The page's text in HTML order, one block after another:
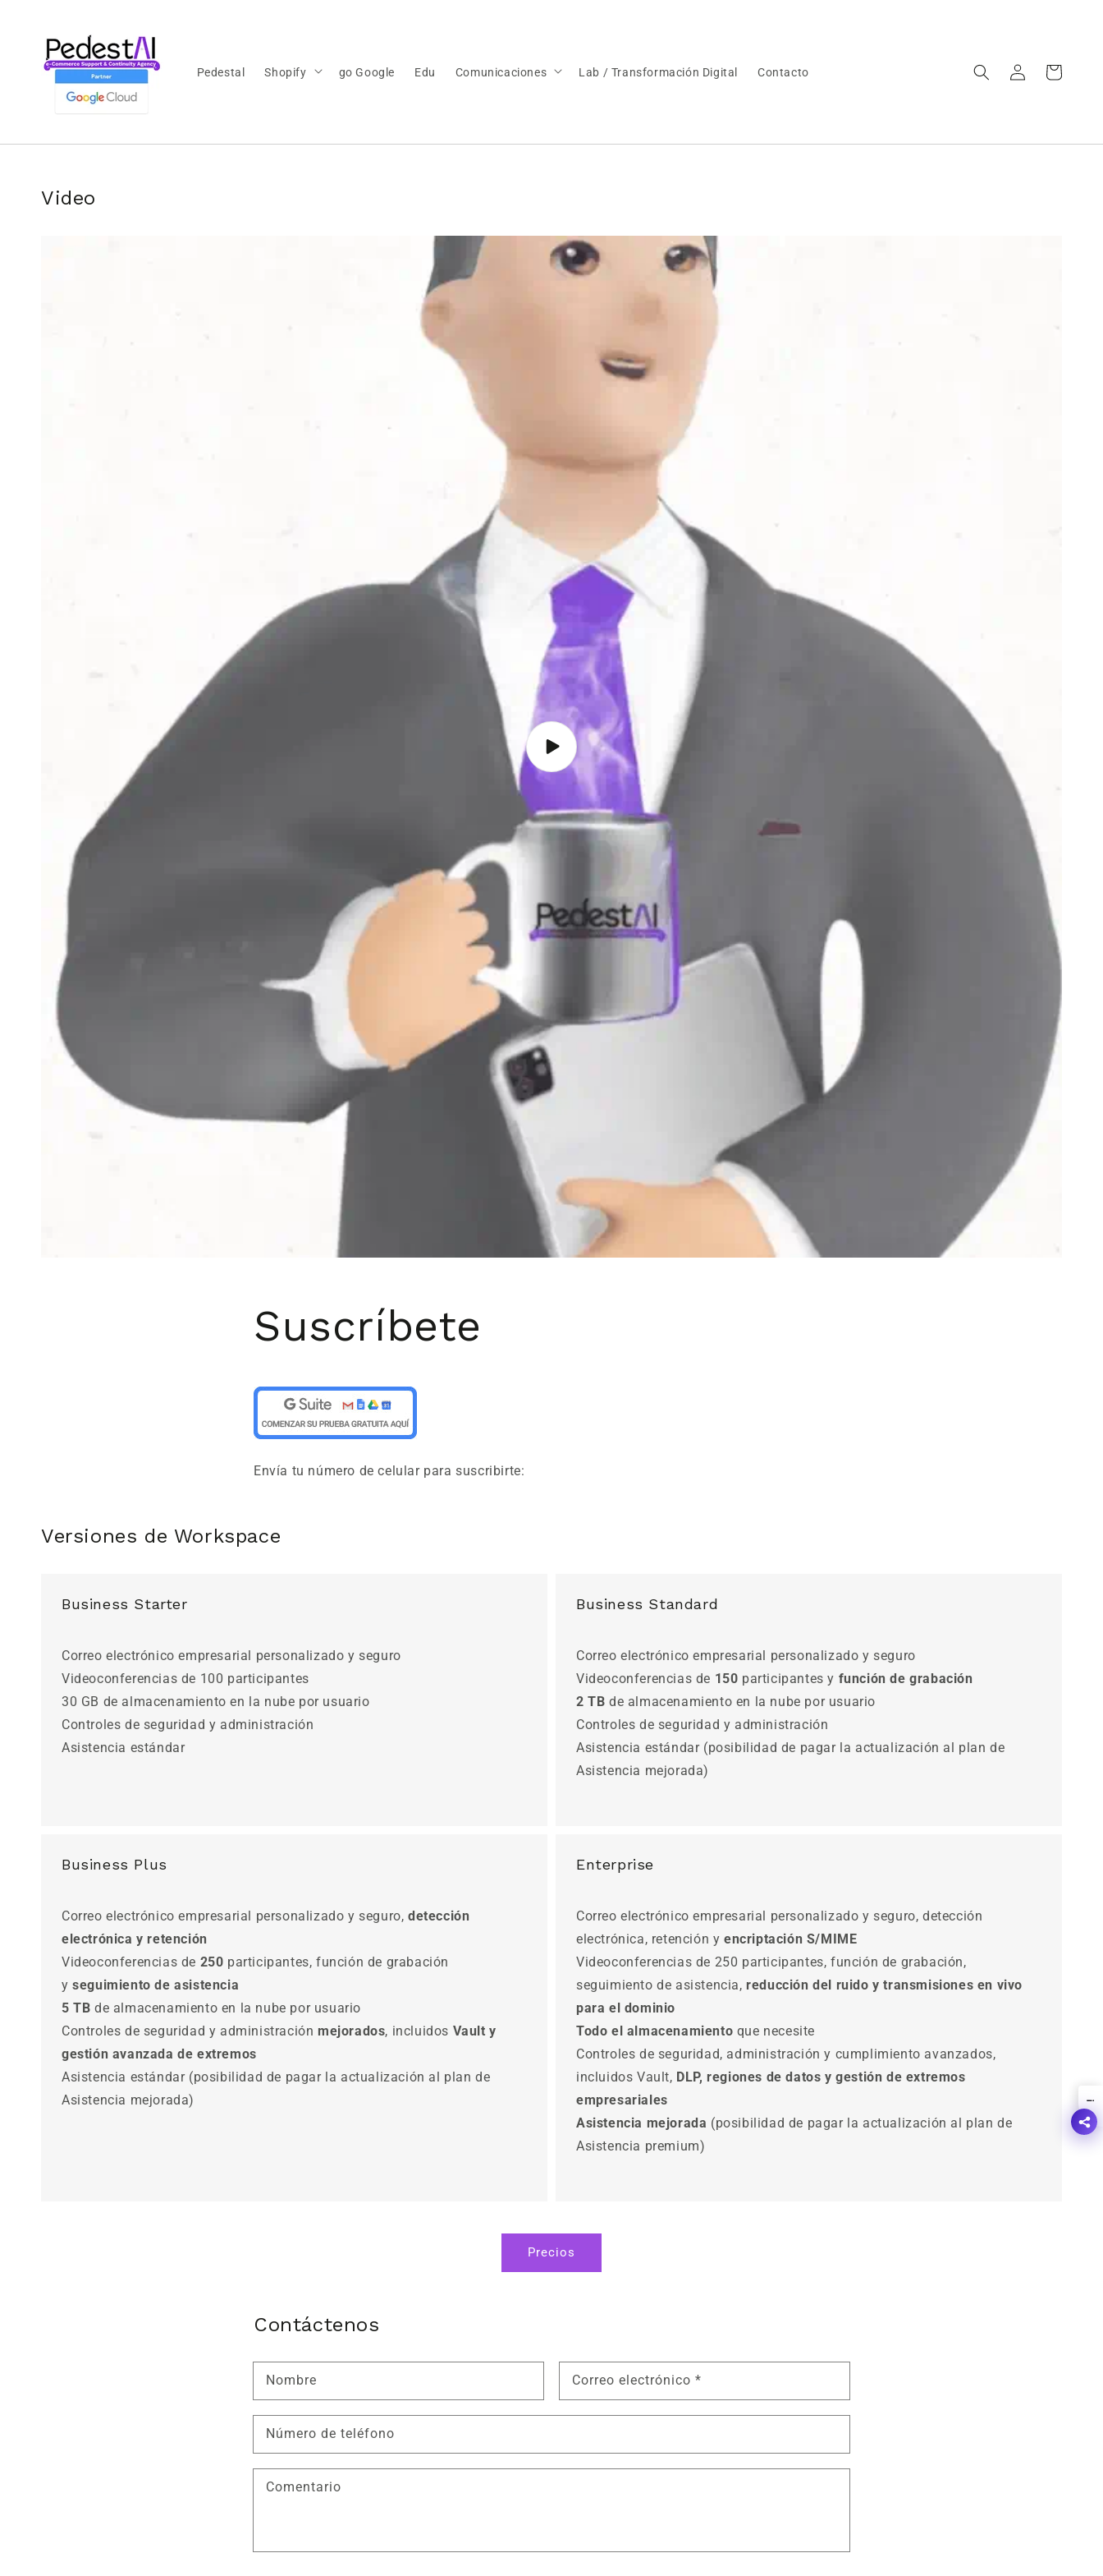
Pedestal Shopify go Google Edu Comunicaciones Lab / Transformación Digital Contacto
sesión
Carrito
Video
Suscríbete
Envía tu número de celular para suscribirte:
Versiones de Workspace
Business Starter
Correo electrónico empresarial personalizado y seguro
Videoconferencias de 100 participantes
30 GB de almacenamiento en la nube por usuario
Controles de seguridad y administración
Asistencia estándar
Business Standard
Correo electrónico empresarial personalizado y seguro
Videoconferencias de 150 participantes y función de grabación
2 TB de almacenamiento en la nube por usuario
Controles de seguridad y administración
Asistencia estándar (posibilidad de pagar la actualización al plan de
Asistencia mejorada)
Business Plus
Correo electrónico empresarial personalizado y seguro, detección
electrónica y retención
Videoconferencias de 250 participantes, función de grabación
yseguimiento de asistencia
5 TB de almacenamiento en la nube por usuario
Controles de seguridad y administración mejorados, incluidos Vault y
gestión avanzada de extremos
Asistencia estándar (posibilidad de pagar la actualización al plan de
Asistencia mejorada)
Enterprise
Correo electrónico empresarial personalizado y seguro, detección
electrónica, retención yencriptación S/MIME
Videoconferencias de 250 participantes, función de grabación,
seguimiento de asistencia, reducción del ruido y transmisiones en vivo
para el dominio
Todo el almacenamiento que necesite
Controles de seguridad, administración y cumplimiento avanzados,
incluidos Vault, DLP, regiones de datos y gestión de extremos
empresariales
Asistencia mejorada (posibilidad de pagar la actualización al plan de
Asistencia premium)
Precios
Contáctenos
Nombre Correo electrónico *
Número de teléfono
Comentario
!